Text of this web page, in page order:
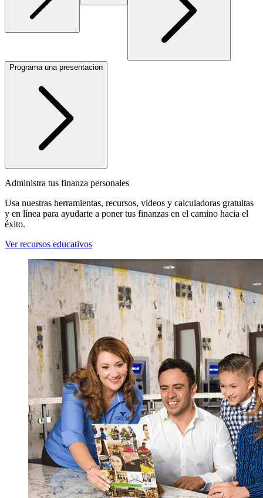
Programa una presentacion
Administra tus finanza personales
Usa nuestras herramientas, recursos, videos y calculadoras gratuitas
y en línea para ayudarte a poner tus finanzas en el camino hacia el
éxito.
Ver recursos educativos